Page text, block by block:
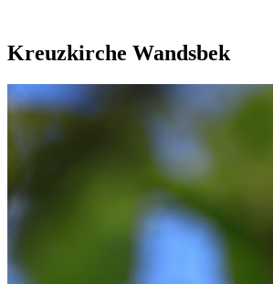
Kreuzkirche Wandsbek